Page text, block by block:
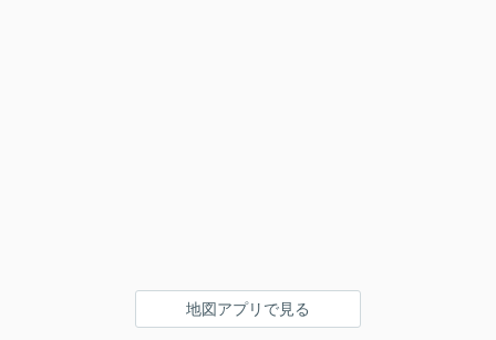
地図アプリで見る